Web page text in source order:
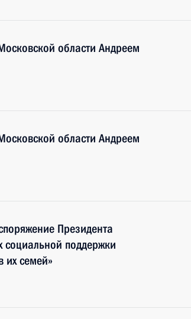
области Андреем
области Андреем
Президента
социальной поддержки
их семей»